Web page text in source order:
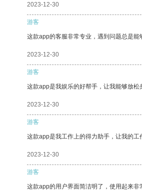
2023-12-30
游客
这款app的客服非常专业，遇到问题总是能
2023-12-30
游客
这款app是我娱乐的好帮手，让我能够放松
2023-12-30
游客
这款app是我工作上的得力助手，让我的工
2023-12-30
游客
这款app的用户界面简洁明了，使用起来非